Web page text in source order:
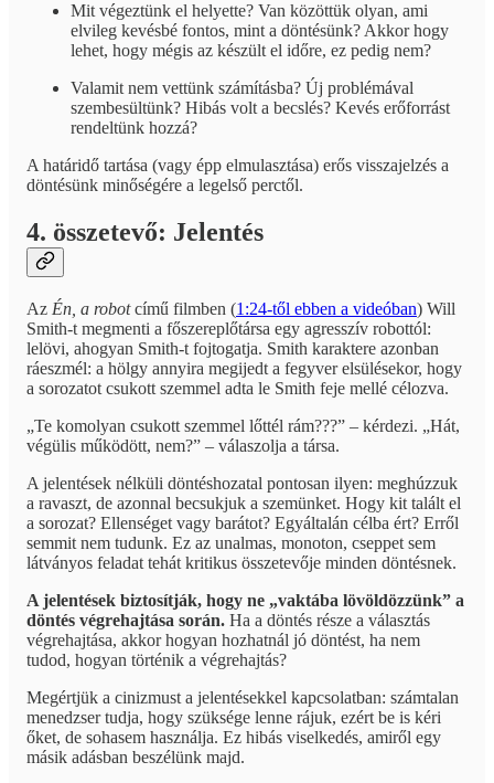
Mit végeztünk el helyette? Van közöttük olyan, ami
elvileg kevésbé fontos, mint a döntésünk? Akkor hogy
lehet, hogy mégis az készült el időre, ez pedig nem?
Valamit nem vettünk számításba? Új problémával
szembesültünk? Hibás volt a becslés? Kevés erőforrást
rendeltünk hozzá?
A határidő tartása (vagy épp elmulasztása) erős visszajelzés a
döntésünk minőségére a legelső perctől.
4. összetevő: Jelentés
Az Én, a robotcímű filmben (1:24-től ebben a videóban) Will
Smith-t megmenti a főszereplőtársa egy agresszív robottól:
lelövi, ahogyan Smith-t fojtogatja. Smith karaktere azonban
ráeszmél: a hölgy annyira megijedt a fegyver elsülésekor, hogy
a sorozatot csukott szemmel adta le Smith feje mellé célozva.
„Te komolyan csukott szemmel lőttél rám???” – kérdezi. „Hát,
végülis működött, nem?” – válaszolja a társa.
A jelentések nélküli döntéshozatal pontosan ilyen: meghúzzuk
a ravaszt, de azonnal becsukjuk a szemünket. Hogy kit talált el
a sorozat? Ellenséget vagy barátot? Egyáltalán célba ért? Erről
semmit nem tudunk. Ez az unalmas, monoton, cseppet sem
látványos feladat tehát kritikus összetevője minden döntésnek.
A jelentések biztosítják, hogy ne „vaktába lövöldözzünk” a
döntés végrehajtása során. Ha a döntés része a választás
végrehajtása, akkor hogyan hozhatnál jó döntést, ha nem
tudod, hogyan történik a végrehajtás?
Megértjük a cinizmust a jelentésekkel kapcsolatban: számtalan
menedzser tudja, hogy szüksége lenne rájuk, ezért be is kéri
őket, de sohasem használja. Ez hibás viselkedés, amiről egy
másik adásban beszélünk majd.